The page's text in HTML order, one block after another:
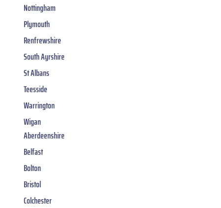
Nottingham
Plymouth
Renfrewshire
South Ayrshire
St Albans
Teesside
Warrington
Wigan
Aberdeenshire
Belfast
Bolton
Bristol
Colchester